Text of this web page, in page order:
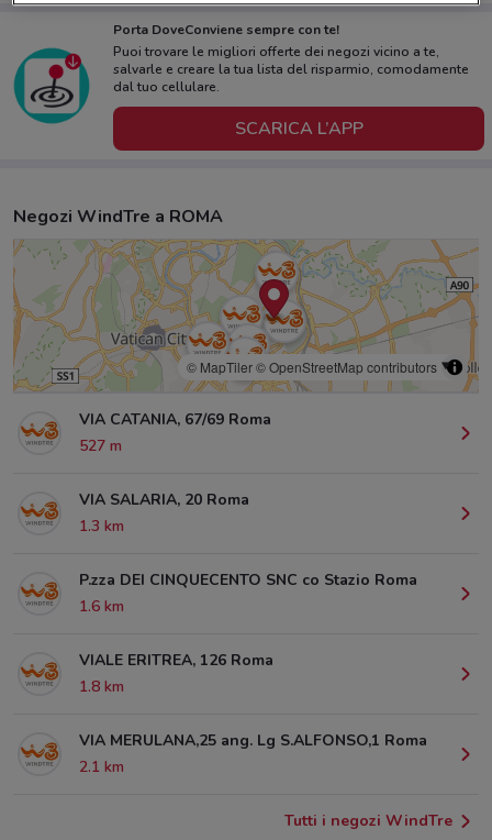
Porta DoveConviene sempre con te!
Puoi trovare le migliori offerte dei negozi vicino a te,
salvarle e creare la tua lista del risparmio, comodamente
dal tuo cellulare.
SCARICA L’APP
Negozi WindTre a ROMA
© MapTiler© OpenStreetMap contributors
VIA CATANIA, 67/69 Roma
527 m
VIA SALARIA, 20 Roma
1.3 km
P.zza DEI CINQUECENTO SNC co Stazio Roma
1.6 km
VIALE ERITREA, 126 Roma
1.8 km
VIA MERULANA,25 ang. Lg S.ALFONSO,1 Roma
2.1 km
Tutti i negozi WindTre